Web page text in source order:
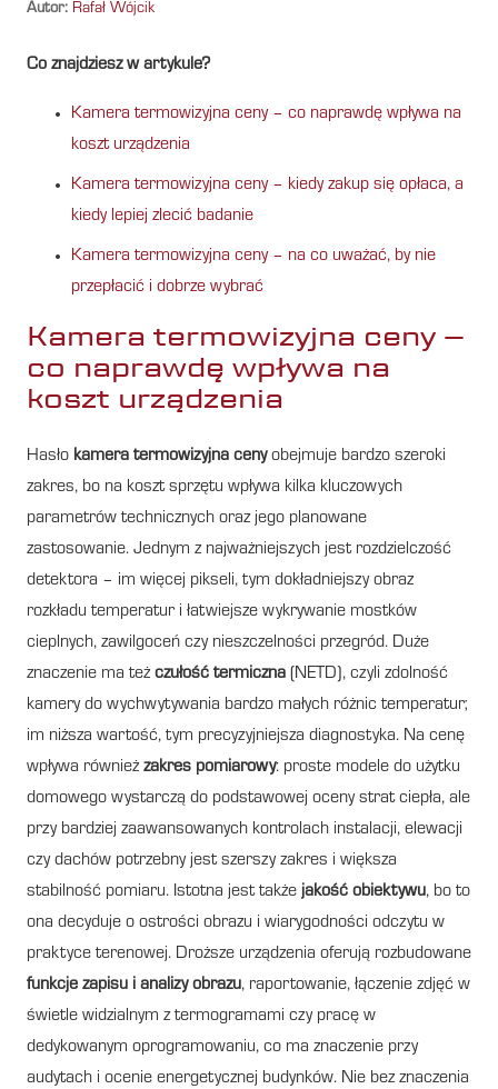
Autor: Rafał Wójcik
Co znajdziesz w artykule?
Kamera termowizyjna ceny – co naprawdę wpływa na
koszt urządzenia
Kamera termowizyjna ceny – kiedy zakup się opłaca, a
kiedy lepiej zlecić badanie
Kamera termowizyjna ceny – na co uważać, by nie
przepłacić i dobrze wybrać
Kamera termowizyjna ceny –
co naprawdę wpływa na
koszt urządzenia
Hasło kamera termowizyjna cenyobejmuje bardzo szeroki
zakres, bo na koszt sprzętu wpływa kilka kluczowych
parametrów technicznych oraz jego planowane
zastosowanie. Jednym z najważniejszych jest rozdzielczość
detektora – im więcej pikseli, tym dokładniejszy obraz
rozkładu temperatur i łatwiejsze wykrywanie mostków
cieplnych, zawilgoceń czy nieszczelności przegród. Duże
znaczenie ma też czułość termiczna (NETD), czyli zdolność
kamery do wychwytywania bardzo małych różnic temperatur;
im niższa wartość, tym precyzyjniejsza diagnostyka. Na cenę
wpływa również zakres pomiarowy: proste modele do użytku
domowego wystarczą do podstawowej oceny strat ciepła, ale
przy bardziej zaawansowanych kontrolach instalacji, elewacji
czy dachów potrzebny jest szerszy zakres i większa
stabilność pomiaru. Istotna jest także jakość obiektywu, bo to
ona decyduje o ostrości obrazu i wiarygodności odczytu w
praktyce terenowej. Droższe urządzenia oferują rozbudowane
funkcje zapisu i analizy obrazu, raportowanie, łączenie zdjęć w
świetle widzialnym z termogramami czy pracę w
dedykowanym oprogramowaniu, co ma znaczenie przy
audytach i ocenie energetycznej budynków. Nie bez znaczenia